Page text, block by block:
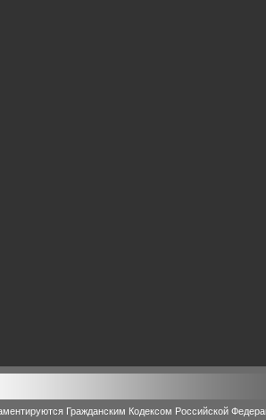
Гражданским Кодексом Российской